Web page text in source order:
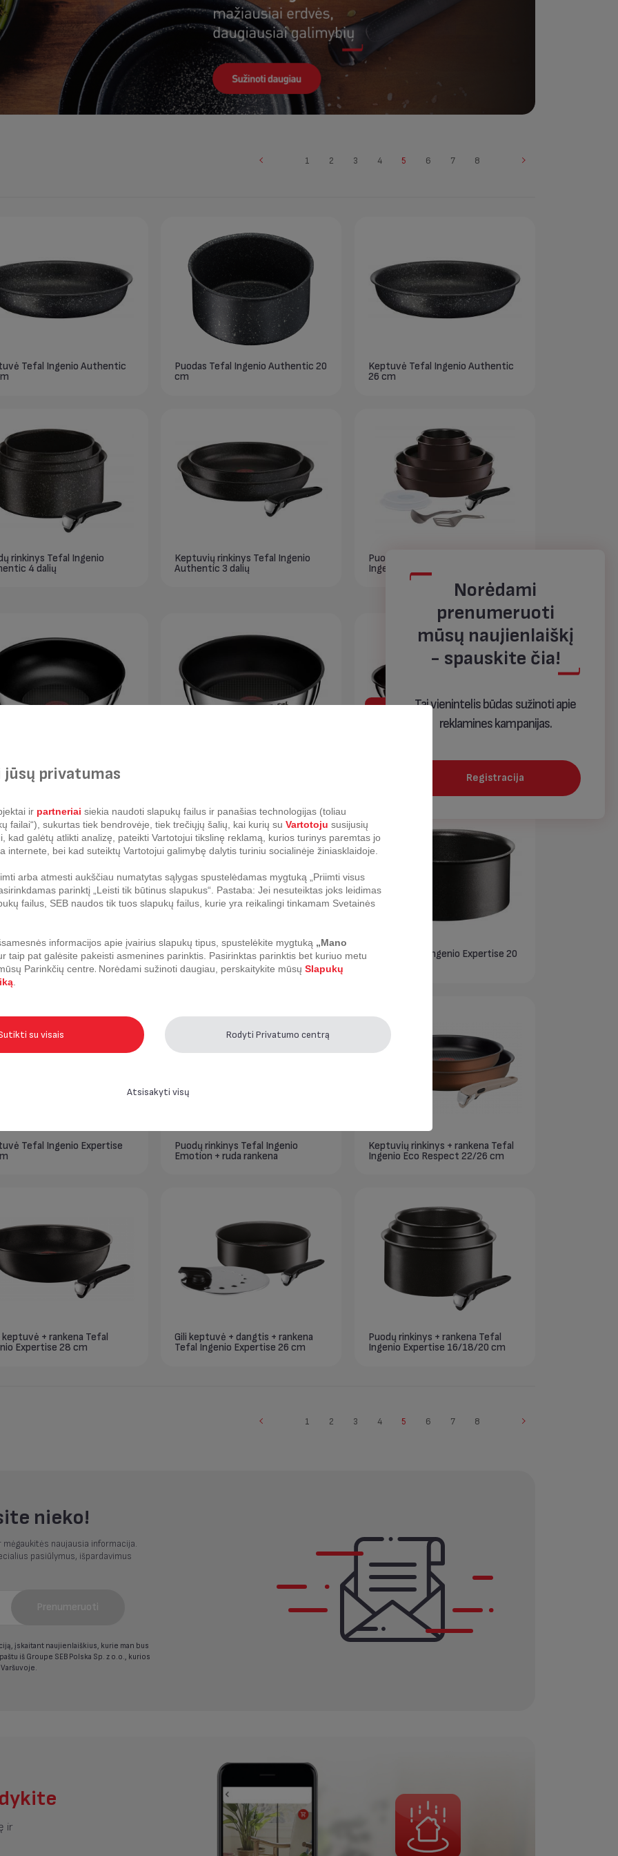
1 2 3 4 5 6 7 8
Tefal Ingenio Authentic
Puodas Tefal Ingenio Authentic 20
cm
Keptuvė Tefal Ingenio Authentic
26 cm
rinkinys Tefal Ingenio
4 dalių
Keptuvių rinkinys Tefal Ingenio
Authentic 3 dalių
Puodų ir keptuvių rinkinys Tefal
Ingenio Chef 10 dalių
26 cm
Keptuvė Tefal Ingenio Emotion 28
Tefal Ingenio Expertise 18
Keptuvė Tefal Ingenio Expertise
22 cm
Puodas Tefal Ingenio Expertise 20
Tefal Ingenio Expertise
Puodų rinkinys Tefal Ingenio
Emotion + ruda rankena
Keptuvių rinkinys + rankena Tefal
Ingenio Eco Respect 22/26 cm
keptuvė + rankena Tefal
Expertise 28 cm
Gili keptuvė + dangtis + rankena
Tefal Ingenio Expertise 26 cm
Puodų rinkinys + rankena Tefal
Ingenio Expertise 16/18/20 cm
1 2 3 4 5 6 7 8
nieko!
naujausia informacija.
pasiūlymus, išpardavimus
Prenumeruoti
įskaitant naujienlaiškius, kurie man bus
iš Groupe SEB Polska Sp. z o.o., kurios
Norėdami
prenumeruoti
mūsų naujienlaiškį
- spauskite čia!
Tai vienintelis būdas sužinoti apie
reklamines kampanijas.
Registracija
ir
jūsų privatumas
ir partneriai siekia naudoti slapukų failus ir panašias technologijas (toliau
failai“), sukurtas tiek bendrovėje, tiek trečiųjų šalių, kai kurių su Vartotoju susijusių
kad galėtų atlikti analizę, pateikti Vartotojui tikslinę reklamą, kurios turinys paremtas jo
internete, bei kad suteiktų Vartotojui galimybę dalytis turiniu socialinėje žiniasklaidoje.
arba atmesti aukščiau numatytas sąlygas spustelėdamas mygtuką „Priimti visus
parinktį „Leisti tik būtinus slapukus“. Pastaba: Jei nesuteiktas joks leidimas
failus, SEB naudos tik tuos slapukų failus, kurie yra reikalingi tinkamam Svetainės
informacijos apie įvairius slapukų tipus, spustelėkite mygtuką „Mano
taip pat galėsite pakeisti asmenines parinktis. Pasirinktas parinktis bet kuriuo metu
Parinkčių centre. Norėdami sužinoti daugiau, perskaitykite mūsų Slapukų
su visais Rodyti Privatumo centrą
Atsisakyti visų